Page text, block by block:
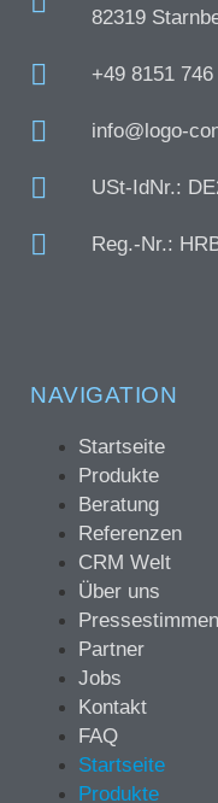
82319
+49 8151 746
info@logo-
USt-IdNr.:
Reg.-Nr.:
NAVIGATION
Startseite
Produkte
Beratung
Referenzen
CRM Welt
Über uns
Pressestimmen
Partner
Jobs
Kontakt
FAQ
Startseite
Produkte